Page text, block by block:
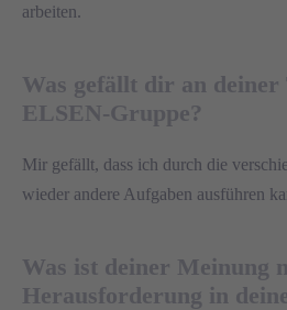
arbeiten.
Was gefällt dir an
ELSEN-Gruppe?
Mir gefällt, dass ich durch die
wieder andere Aufgaben ausführen
Was ist deiner Meinung
Herausforderung in